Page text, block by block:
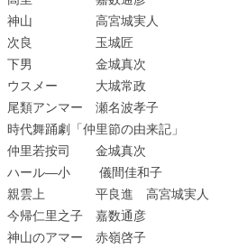
神山 高宮城実人
次良 玉城匠
下男 金城真次
ウスメー 大城常政
尾類アンマー 瀬名波孝子
時代舞踊劇「仲里節の由来記」
仲里若按司 金城真次
ハール―小 儀間佳和子
親雲上 平良進 高宮城実人
今帰仁里之子 嘉数通彦
神山のアマー 赤嶺啓子